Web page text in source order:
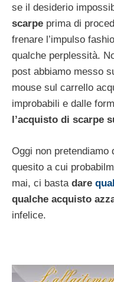
se il desiderio
scarpe prima di
frenare l’impulso
qualche perplessità.
post abbiamo messo
mouse sul carrello
improbabili e dalle
l’acquisto di scarpe
Oggi non pretendiamo
quesito a cui
mai, ci basta dare
qualche acquisto
infelice.